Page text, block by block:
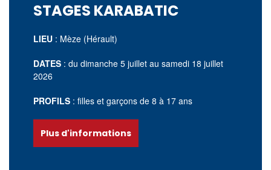
STAGES KARABATIC
LIEU : Mèze (Hérault)
DATES : du dimanche 5 juillet au samedi 18 juillet
2026
PROFILS : filles et garçons de 8 à 17 ans
Plus d'informations